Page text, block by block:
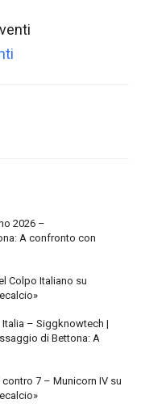
2026 –
A confronto con
Colpo Italiano su
Italia – Siggknowtech |
di Bettona: A
7 – Municorn IV su